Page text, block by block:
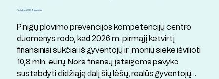
Paskelbta: 2026 19 gegužės
Pinigų plovimo prevencijos kompetencijų centro
duomenys rodo, kad 2026 m. pirmąjį ketvirtį
finansiniai sukčiai iš gyventojų ir įmonių siekė išvilioti
10,8 mln. eurų. Nors finansų įstaigoms pavyko
sustabdyti didžiąją dalį šių lėšų, realūs gyventojų